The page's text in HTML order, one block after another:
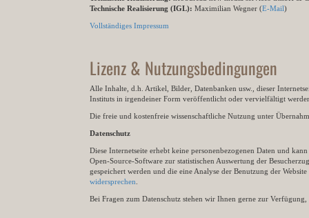
Technische Realisierung (IGL): Maximilian Wegner (E-Mail)
Vollständiges Impressum
Lizenz & Nutzungsbedingungen
Alle Inhalte, d.h. Artikel, Bilder, Datenbanken usw., dieser
Instituts in irgendeiner Form veröffentlicht oder vervielfältigt
Die freie und kostenfreie wissenschaftliche Nutzung unter
Datenschutz
Diese Internetseite erhebt keine personenbezogenen Daten und
Open-Source-Software zur statistischen Auswertung der
gespeichert werden und die eine Analyse der Benutzung der
widersprechen
Bei Fragen zum Datenschutz stehen wir Ihnen gerne zur